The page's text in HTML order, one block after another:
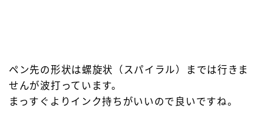
ペン先の形状は螺旋状（スパイラル）までは行きま
せんが波打っています。
まっすぐよりインク持ちがいいので良いですね。